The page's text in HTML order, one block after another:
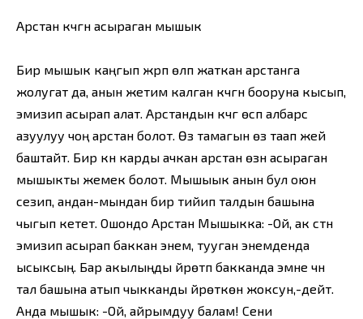
Арстан күчүгүн асыраган мышык
Бир мышык каңгып жүрүп өлүп жаткан арстанга
жолугат да, анын жетим калган күчүгүн бооруна кысып,
эмизип асырап алат. Арстандын күчүгү өсүп албарс
азуулуу чоң арстан болот. Өз тамагын өзү таап жей
баштайт. Бир күнү карды ачкан арстан өзүн асыраган
мышыкты жемек болот. Мышыык анын бул оюн
сезип, андан-мындан бир тийип талдын башына
чыгып кетет. Ошондо Арстан Мышыкка: -Ой, ак сүтүн
эмизип асырап баккан энем, тууган энемденда
ысыксың. Бар акылыңды үйрөтүп бакканда эмне үчүн
тал башына атып чыкканды үйрөткөн жоксун,-дейт.
Анда мышык: -Ой, айрымдуу балам! Сени